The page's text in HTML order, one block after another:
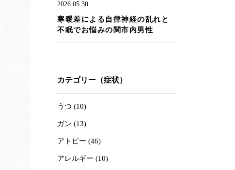
2026.05.30
寒暖差による自律神経の乱れと
不眠でお悩みの関市内男性
カテゴリー（症状）
うつ (10)
ガン (13)
アトピー (46)
アレルギー (10)